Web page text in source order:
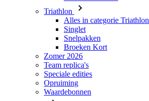
Triathlon
Alles in categorie Triathlon
Singlet
Snelpakken
Broeken Kort
Zomer 2026
Team replica's
Speciale edities
Opruiming
Waardebonnen